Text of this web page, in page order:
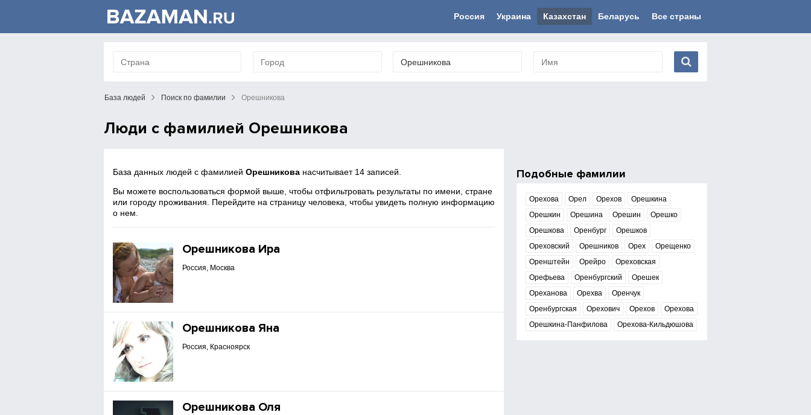
Россия Украина Казахстан Беларусь Все страны
База людей Поиск по фамилии Орешникова
Люди с фамилией Орешникова
База данных людей с фамилиейОрешникова насчитывает 14 записей.
Вы можете воспользоваться формой выше, чтобы отфильтровать результаты по имени, стране
или городу проживания. Перейдите на страницу человека, чтобы увидеть полную информацию
о нем.
Орешникова Ира
Россия, Москва
Орешникова Яна
Россия, Красноярск
Орешникова Оля
Подобные фамилии
Орехова Орел Орехов
Орешкина
Орешкин
Орешина Орешин
Орешко
Орешкова
Оренбург
Орешков
Ореховский
Орешников Орех
Орещенко
Оренштейн
Орейро
Ореховская
Орефьева
Оренбургский
Орешек
Ореханова
Орехва
Оренчук
Оренбургская
Орехович Орехов
Орехова
Орешкина-Панфилова
Орехова-Кильдюшова